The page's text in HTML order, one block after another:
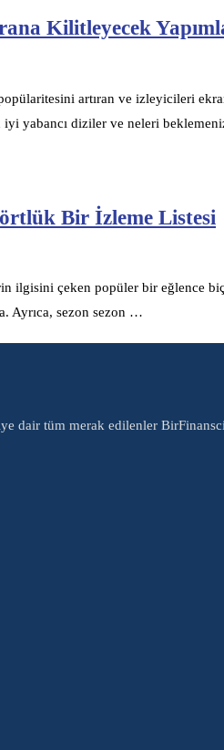
Kilitleyecek
artıran ve izleyicileri
yabancı diziler ve neleri
Bir İzleme Listesi
ilgisini çeken popüler bir eğlence
Ayrıca, sezon sezon …
dair tüm merak edilenler